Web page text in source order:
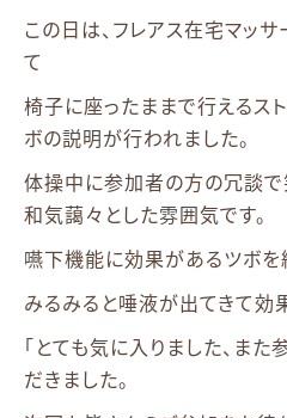
この日は、フレアス在宅マッ
て
椅子に座ったままで行えるス
ボの説明が行われました。
体操中に参加者の方の冗談で
和気藹々とした雰囲気です。
嚥下機能に効果があるツボを
みるみると唾液が出てきて効
「とても気に入りました、また
だきました。